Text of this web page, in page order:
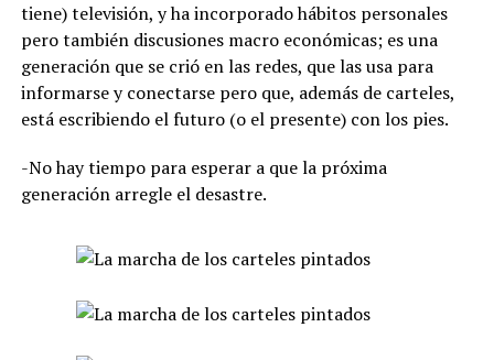
tiene) televisión, y ha incorporado hábitos personales
pero también discusiones macro económicas; es una
generación que se crió en las redes, que las usa para
informarse y conectarse pero que, además de carteles,
está escribiendo el futuro (o el presente) con los pies.
-No hay tiempo para esperar a que la próxima
generación arregle el desastre.